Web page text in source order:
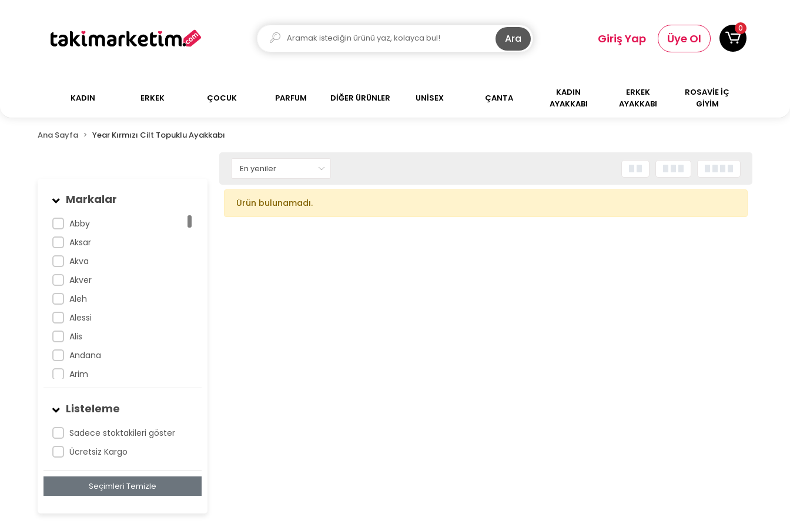
Ara Giriş Yap Üye Ol
0
KADIN ERKEK ÇOCUK PARFUM DİĞER ÜRÜNLER UNİSEX ÇANTA
KADIN
AYAKKABI
ERKEK
AYAKKABI
ROSAVİE İÇ
GİYİM
Ana Sayfa Year Kırmızı Cilt Topuklu Ayakkabı
Markalar
Abby
Aksar
Akva
Akver
Aleh
Alessi
Alis
Andana
Arim
Atnis
Belan
Belay
Birta
Listeleme
Sadece stoktakileri göster
Ücretsiz Kargo
Seçimleri Temizle
Ürün bulunamadı.